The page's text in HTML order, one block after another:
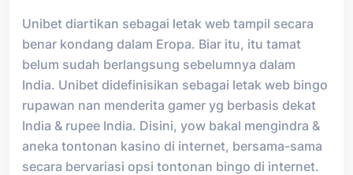
Unibet diartikan sebagai letak web tampil secara
benar kondang dalam Eropa. Biar itu, itu tamat
belum sudah berlangsung sebelumnya dalam
India. Unibet didefinisikan sebagai letak web bingo
rupawan nan menderita gamer yg berbasis dekat
India & rupee India. Disini, yow bakal mengindra &
aneka tontonan kasino di internet, bersama-sama
secara bervariasi opsi tontonan bingo di internet.